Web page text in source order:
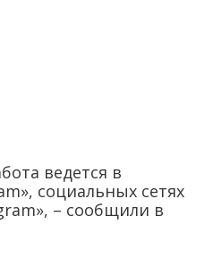
ведется в
социальных сетях
– сообщили в